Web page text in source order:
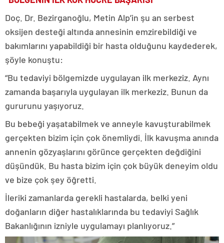
Doç. Dr. Bezirganoğlu, Metin Alp’in şu an serbest
oksijen desteği altında annesinin emzirebildiği ve
bakımlarını yapabildiği bir hasta olduğunu kaydederek,
şöyle konuştu:
“Bu tedaviyi bölgemizde uygulayan ilk merkeziz. Aynı
zamanda başarıyla uygulayan ilk merkeziz. Bunun da
gururunu yaşıyoruz.
Bu bebeği yaşatabilmek ve anneyle kavuşturabilmek
gerçekten bizim için çok önemliydi. İlk kavuşma anında
annenin gözyaşlarını görünce gerçekten değdiğini
düşündük. Bu hasta bizim için çok büyük deneyim oldu
ve bize çok şey öğretti.
İleriki zamanlarda gerekli hastalarda, belki yeni
doğanların diğer hastalıklarında bu tedaviyi Sağlık
Bakanlığının izniyle uygulamayı planlıyoruz.”